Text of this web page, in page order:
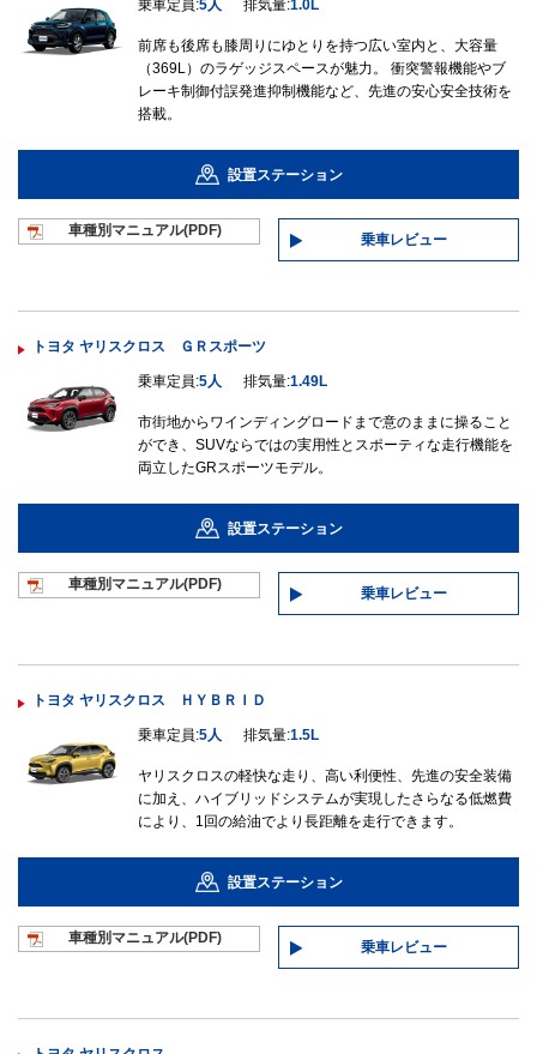
乗車定員:5人 排気量:1.0L
前席も後席も膝周りにゆとりを持つ広い室内と、大容量
（369L）のラゲッジスペースが魅力。 衝突警報機能やブ
レーキ制御付誤発進抑制機能など、先進の安心安全技術を
搭載。
設置ステーション
車種別マニュアル(PDF)
乗車レビュー
トヨタ ヤリスクロス ＧＲスポーツ
乗車定員:5人 排気量:1.49L
市街地からワインディングロードまで意のままに操ること
ができ、SUVならではの実用性とスポーティな走行機能を
両立したGRスポーツモデル。
設置ステーション
車種別マニュアル(PDF)
乗車レビュー
トヨタ ヤリスクロス ＨＹＢＲＩＤ
乗車定員:5人 排気量:1.5L
ヤリスクロスの軽快な走り、高い利便性、先進の安全装備
に加え、ハイブリッドシステムが実現したさらなる低燃費
により、1回の給油でより長距離を走行できます。
設置ステーション
車種別マニュアル(PDF)
乗車レビュー